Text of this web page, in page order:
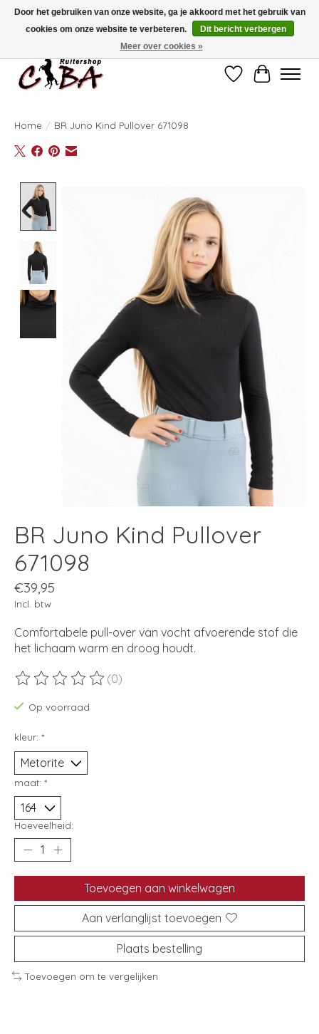
Bij vragen kan u ons contacteren op het nummer 011/60.67.34 ofciba@skynet.be
Ambachtstraat 22 A, 3530 Helchteren
Verlanglijst
Home / BR Juno Kind Pullover 671098
BR Juno Kind Pullover
671098
€39,95
Incl. btw
Comfortabele pull-over van vocht afvoerende stof die
het lichaam warm en droog houdt.
De beoordeling van dit product is
(0)
Op voorraad
kleur: *
maat: *
Hoeveelheid:
Toevoegen aan winkelwagen
Aan verlanglijst toevoegen
Plaats bestelling
Toevoegen om te vergelijken
Door het gebruiken van onze website, ga je akkoord met het gebruik van
cookies om onze website te verbeteren.
Dit bericht verbergen
Meer over cookies »